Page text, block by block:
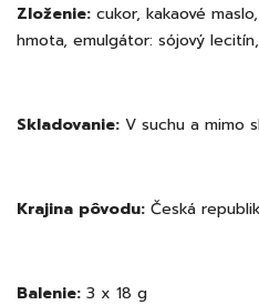
Zloženie: cukor, kakaové
hmota, emulgátor: sójový
Skladovanie: V suchu a mimo
Krajina pôvodu: Česká
Balenie: 3 x 18 g